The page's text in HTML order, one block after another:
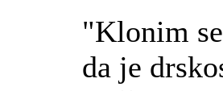
"Klonim
da je